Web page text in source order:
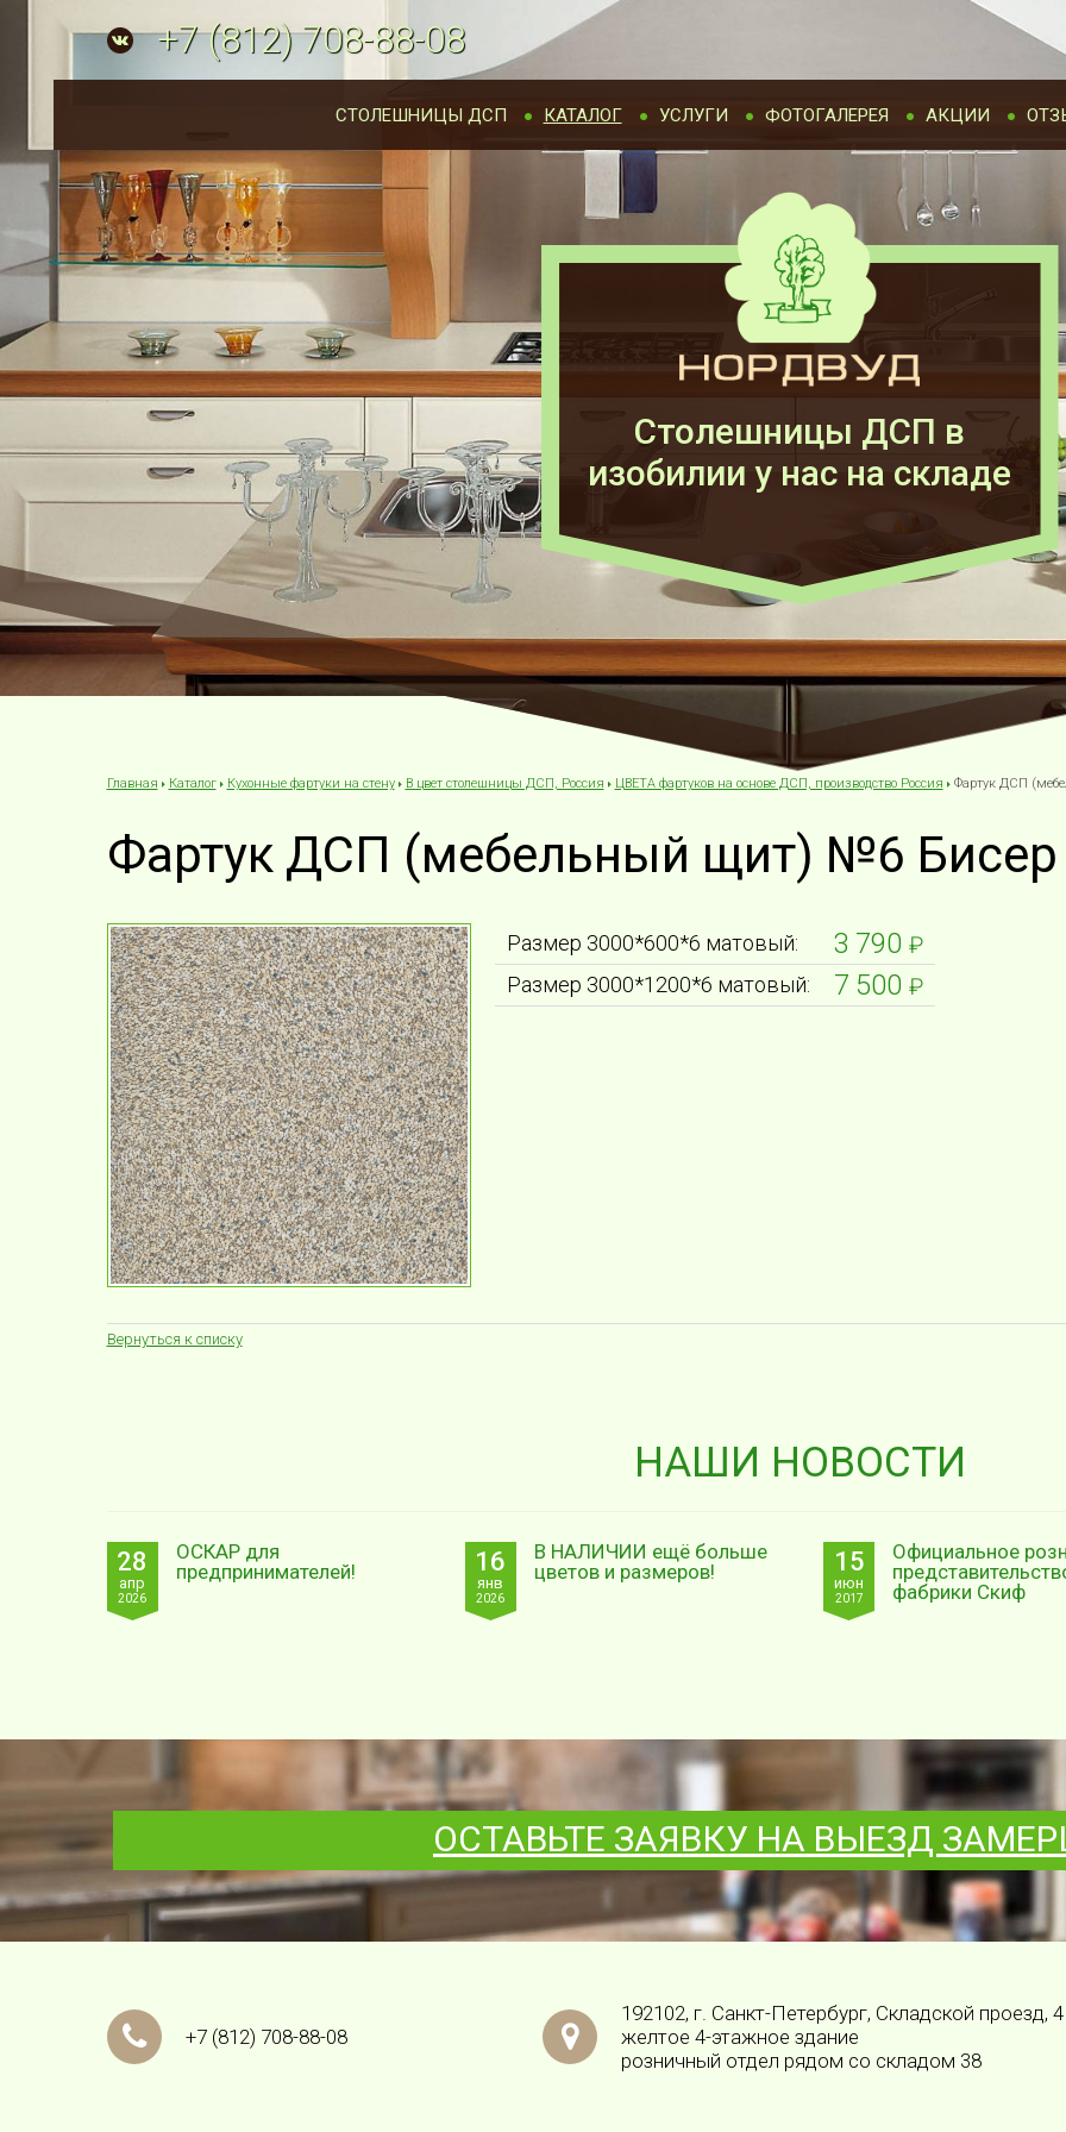
+7(812)708-88-08
СТОЛЕШНИЦЫ ДСП КАТАЛОГ УСЛУГИ ФОТОГАЛЕРЕЯ АКЦИИ
Столешницы ДСП в
изобилии у нас на складе
Главная Каталог Кухонные фартуки на стену В цвет столешницы ДСП, Россия ЦВЕТА фартуков на основе ДСП, производство Россия Фартук ДСП
Фартук ДСП (мебельный щит) №6 Бисер
Размер 3000*600*6 матовый: 3 790 ₽
Размер 3000*1200*6 матовый: 7 500 ₽
Вернуться к списку
НАШИ НОВОСТИ
28
апр
2026
ОСКАР для
предпринимателей!
16
янв
2026
В НАЛИЧИИ ещё больше
цветов и размеров!
15
июн
2017
Официальное
фабрики Скиф
ОСТАВЬТЕ ЗАЯВКУ НА ВЫЕЗД
+7 (812) 708-88-08
192102, г. Санкт-Петербург, Складской проезд, 4
желтое 4-этажное здание
розничный отдел рядом со складом 38